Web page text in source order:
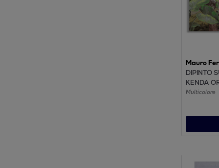
Mauro
DIPINTO
KENDA
CM
Multicolore